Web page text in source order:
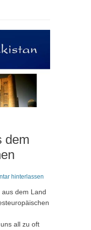
dem
hinterlassen
dem Land
all zu oft